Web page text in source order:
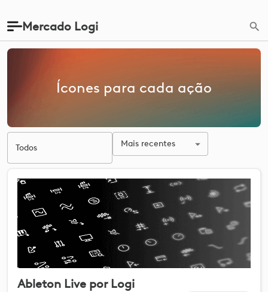
Mercado Logi
Ícones para cada ação
Todos Mais recentes
Ableton Live por Logi